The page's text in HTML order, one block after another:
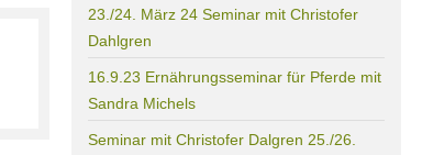
23./24. März 24 Seminar mit Christofer
Dahlgren
16.9.23 Ernährungsseminar für Pferde mit
Sandra Michels
Seminar mit Christofer Dalgren 25./26.